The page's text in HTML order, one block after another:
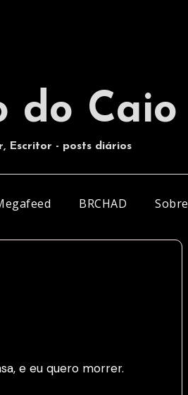
do Caio
Escritor - posts diários
BRCHAD Sobre
e eu quero morrer.